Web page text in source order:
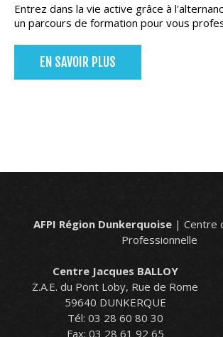
Entrez dans la vie active grâce à
un parcours de formation pour vous
EN SAVOIR PLUS
AFPI Région Dunkerquoise| Centre
Professionnelle
Centre Jacques BALLOY
Z.A.E. du Pont Loby, Rue de Rome
59640 DUNKERQUE
Tél: 03 28 60 80 30
Fax: 03 28 61 92 65